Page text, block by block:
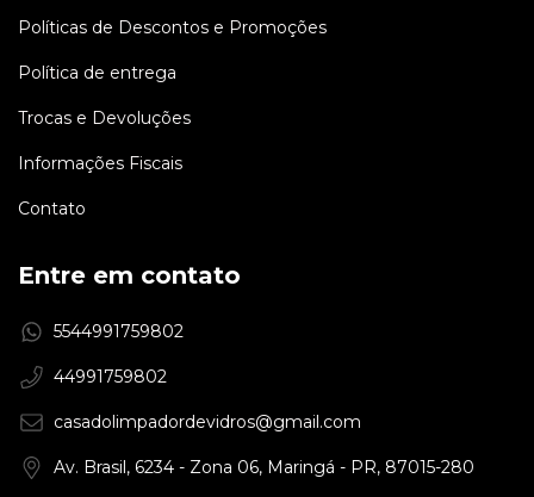
Políticas de Descontos e Promoções
Política de entrega
Trocas e Devoluções
Informações Fiscais
Contato
Entre em contato
5544991759802
44991759802
casadolimpadordevidros@gmail.com
Av. Brasil, 6234 - Zona 06, Maringá - PR, 87015-280